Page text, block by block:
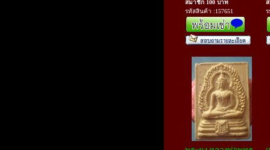
สมาชิก 100 บาท
รหัสสินค้า :157651